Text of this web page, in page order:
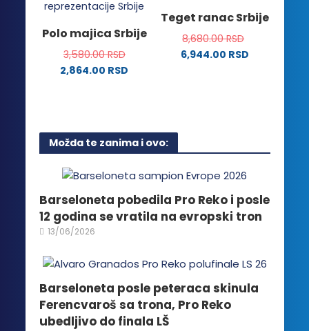
varijanti.
mogu
biti
izabrane
mogu
biti
izabrane
Polo majica Srbije
3,580.00RSD
2,864.00 RSD
više
varijanti.
mogu
biti
izabrane
na
proizvoda.
Teget ranac Srbije
8,680.00RSD
6,944.00 RSD
Možda te zanima i ovo:
Barseloneta pobedila Pro Reko i posle
12 godina se vratila na evropski tron
13/06/2026
Barseloneta posle peteraca skinula
Ferencvaroš sa trona, Pro Reko
ubedljivo do finala LŠ